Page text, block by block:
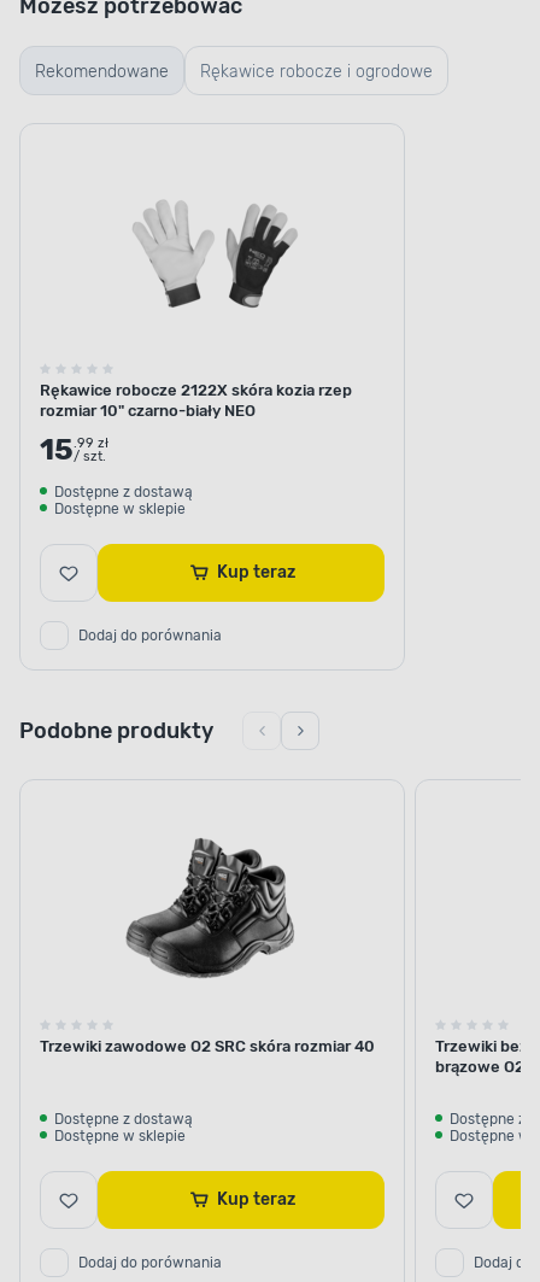
Rekomendowane Rękawice robocze i ogrodowe
Możesz potrzebować
Rękawice robocze 2122X skóra kozia rzep
rozmiar 10" czarno-biały NEO
15.99 zł
/ szt.
Dostępne z dostawą
Dostępne w sklepie
Kup teraz
Dodaj do porównania
Podobne produkty
Trzewiki zawodowe O2 SRC skóra rozmiar 40
Dostępne z dostawą
Dostępne w sklepie
Kup teraz
Dodaj do porównania
Trzewiki bez
brązowe O2
Dostępne z
Dostępne w
Dodaj do